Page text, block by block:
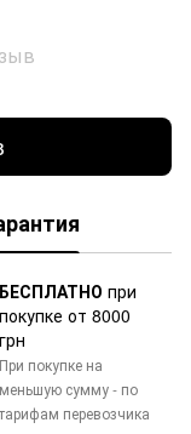
БЕСПЛАТНО при
покупке от 8000
грн
При покупке на
меньшую сумму - по
тарифам перевозчика